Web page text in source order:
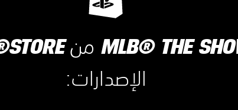
الإصدارات:‏